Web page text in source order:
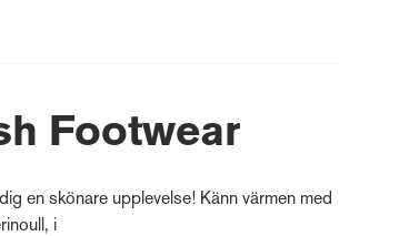
Footwear
en skönare upplevelse! Känn värmen med
i